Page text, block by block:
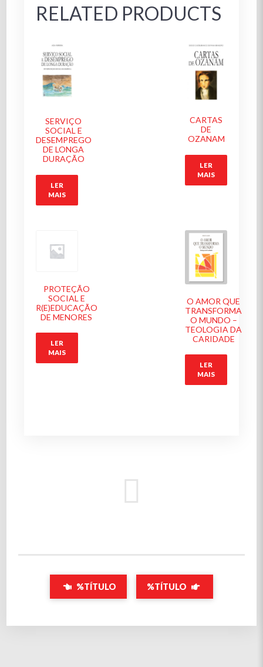
RELATED PRODUCTS
SERVIÇO
SOCIAL E
DESEMPREGO
DE LONGA
DURAÇÃO
LER
MAIS
CARTAS
DE
OZANAM
LER
MAIS
PROTEÇÃO
SOCIAL E
R(E)EDUCAÇÃO
DE MENORES
LER
MAIS
O AMOR QUE
TRANSFORMA
O MUNDO –
TEOLOGIA DA
CARIDADE
LER
MAIS
%TÍTULO %TÍTULO